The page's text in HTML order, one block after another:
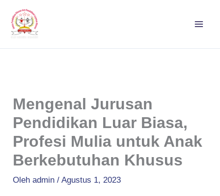
konten
Mengenal Jurusan
Pendidikan Luar Biasa,
Profesi Mulia untuk Anak
Berkebutuhan Khusus
Olehadmin/Agustus 1, 2023